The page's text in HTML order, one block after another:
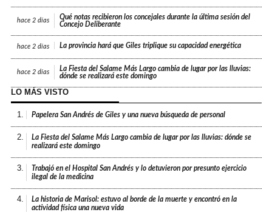
hace 2 días
Qué notas recibieron los concejales durante la última sesión del
Concejo Deliberante
hace 2 días La provincia hará que Giles triplique su capacidad energética
hace 2 días
La Fiesta del Salame Más Largo cambia de lugar por las lluvias:
dónde se realizará este domingo
LO MÁS VISTO
1. Papelera San Andrés de Giles y una nueva búsqueda de personal
2.
La Fiesta del Salame Más Largo cambia de lugar por las lluvias: dónde se
realizará este domingo
3.
Trabajó en el Hospital San Andrés y lo detuvieron por presunto ejercicio
ilegal de la medicina
4.
La historia de Marisol: estuvo al borde de la muerte y encontró en la
actividad física una nueva vida